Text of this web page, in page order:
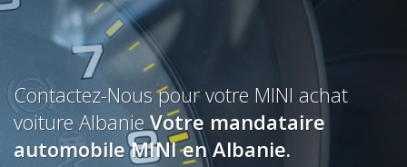
Contactez-Nous pour votre MINI achat
voiture AlbanieVotre mandataire
automobile MINI en Albanie.